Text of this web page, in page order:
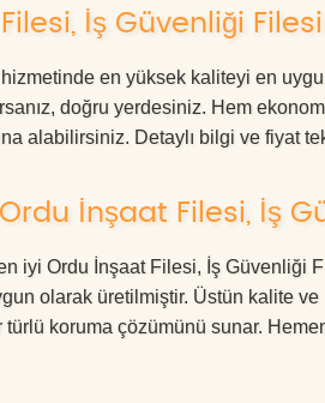
İş Güvenliği
en yüksek kaliteyi en
doğru yerdesiniz. Hem
alabilirsiniz. Detaylı bilgi ve fiyat
İnşaat Filesi, İş
iyi Ordu İnşaat Filesi, İş Güvenliği
olarak üretilmiştir. Üstün kalite
koruma çözümünü sunar.